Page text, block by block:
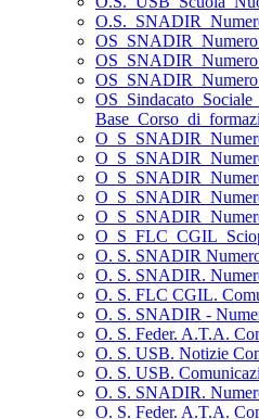
O. S. SNADIR
O. S. SNADIR.
O. S. FLC CGIL.
O. S. SNADIR -
O. S. Feder. A.T.A.
O. S. USB. Notizie
O. S. USB.
O. S. SNADIR.
O. S. Feder. A.T.A.